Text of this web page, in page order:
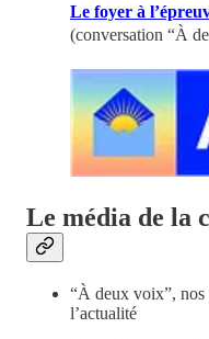
Le foyer à
(conversation “À
Le média de la
“À deux voix”, nos
l’actualité